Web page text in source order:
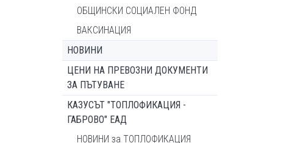
ОБЩИНСКИ СОЦИАЛЕН ФОНД
ВАКСИНАЦИЯ
НОВИНИ
ЦЕНИ НА ПРЕВОЗНИ ДОКУМЕНТИ
ЗА ПЪТУВАНЕ
КАЗУСЪТ "ТОПЛОФИКАЦИЯ -
ГАБРОВО" ЕАД
НОВИНИ за ТОПЛОФИКАЦИЯ